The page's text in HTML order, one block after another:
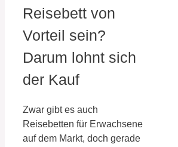
Reisebett von
Vorteil sein?
Darum lohnt sich
der Kauf
Zwar gibt es auch
Reisebetten für Erwachsene
auf dem Markt, doch gerade